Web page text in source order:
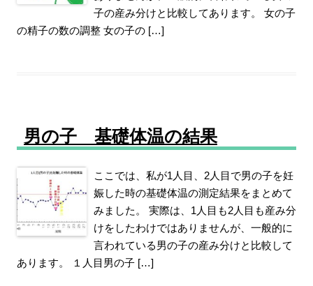
子の産み分けと比較してあります。 女の子
の精子の数の調整 女の子の […]
男の子 基礎体温の結果
ここでは、私が1人目、2人目で男の子を妊
娠した時の基礎体温の測定結果をまとめて
みました。 実際は、1人目も2人目も産み分
けをしたわけではありませんが、一般的に
言われている男の子の産み分けと比較して
あります。 １人目男の子 […]